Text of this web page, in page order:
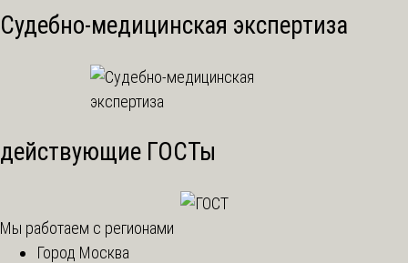
Судебно-медицинская экспертиза
действующие ГОСТы
Мы работаем с регионами
Город Москва